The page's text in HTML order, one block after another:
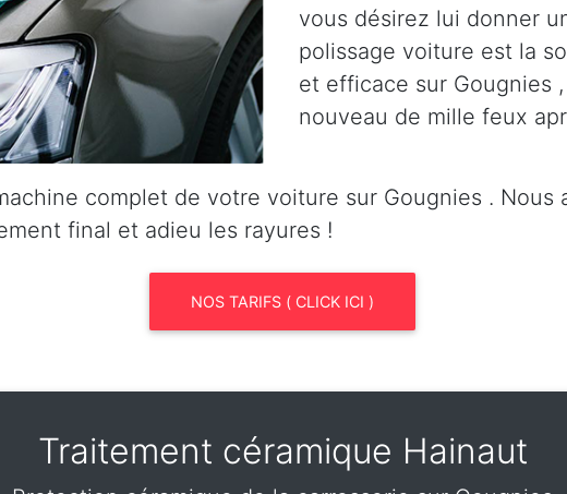
vous désirez lui donner
polissage voiture est la
et efficace sur Gougnies
nouveau de mille feux
complet de votre voiture sur Gougnies . Nous
final et adieu les rayures !
NOS TARIFS ( CLICK ICI )
Traitement céramique Hainaut